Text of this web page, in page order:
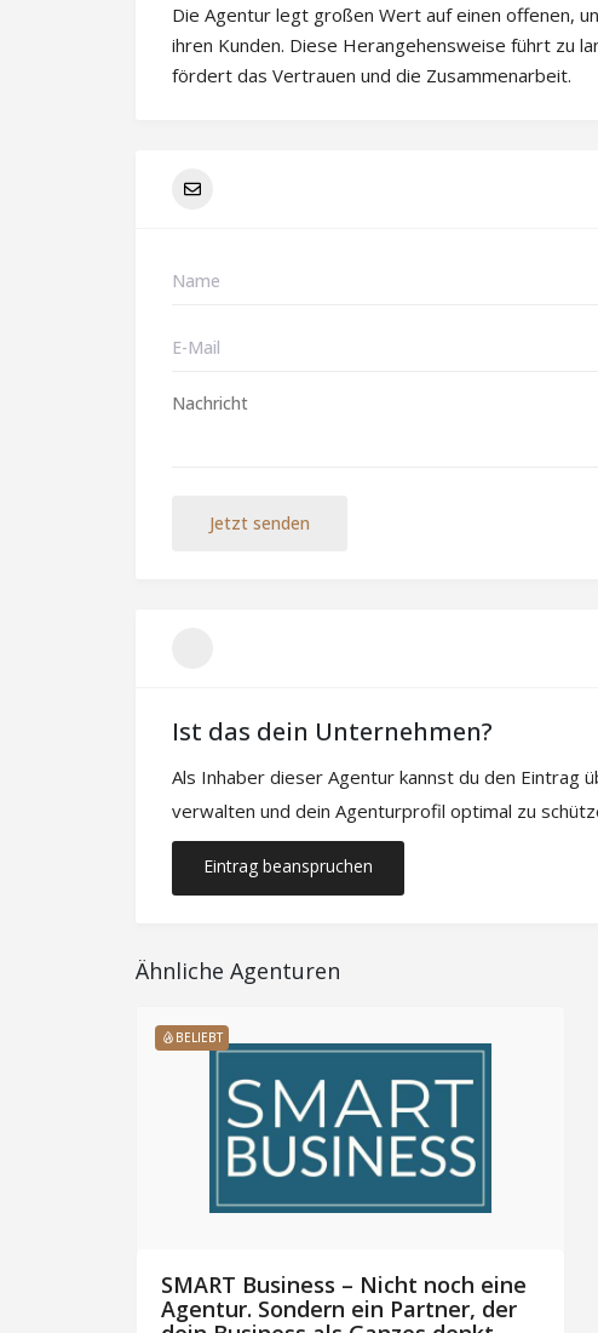
Die Agentur legt großen Wert auf einen offenen,
ihren Kunden. Diese Herangehensweise führt zu
fördert das Vertrauen und die Zusammenarbeit.
Jetzt senden
Ist das dein Unternehmen?
Als Inhaber dieser Agentur kannst du den Eintrag
verwalten und dein Agenturprofil optimal zu
Eintrag beanspruchen
Ähnliche Agenturen
BELIEBT
SMART Business – Nicht noch eine
Agentur. Sondern ein Partner, der